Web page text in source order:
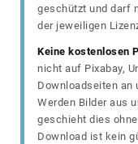
geschützt und darf
der jeweiligen
Keine kostenlosen
nicht auf Pixabay,
Downloadseiten an
Werden Bilder aus
geschieht dies
Download ist kein